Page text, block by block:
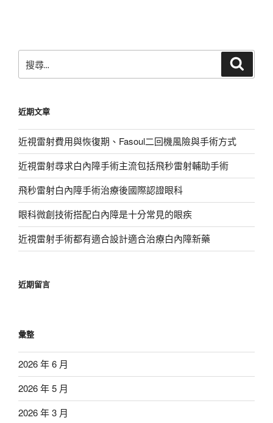
尋
字:
近期文章
近視雷射費用與恢復期、Fasoul二回機風險與手術方式
近視雷射尋求白內障手術主流包括飛秒雷射輔助手術
飛秒雷射白內障手術治療後國際認證眼科
眼科微創技術搭配白內障是十分常見的眼疾
近視雷射手術都有適合設計適合治療白內障新藥
近期留言
彙整
2026 年 6 月
2026 年 5 月
2026 年 3 月